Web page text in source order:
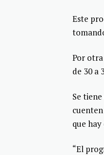
Este
Por
de 30 a
Se
que
“El